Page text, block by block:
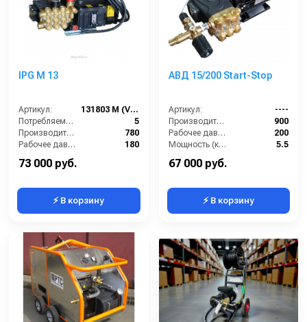
IPG M 13
Артикул:
131803 М (VER.007)
Потребляемая мощность (кВт):
5
Производительность (л/ч):
780
Рабочее давление (бар):
180
Мощность (кВт):
73 000 руб.
⚡ В корзину
АВД 15/200 Start-Stop
Артикул:
----
Производительность (л/ч):
900
Рабочее давление (бар):
200
Мощность (кВт):
5.5
Электропитание (В):
67 000 руб.
⚡ В корзину